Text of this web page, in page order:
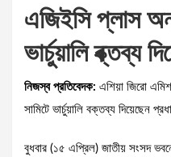
এজিইসি প্লাস
ভার্চুয়ালি ব্ক্তব্য
নিজস্ব প্রতিবেদক: এশিয়া জিরো
সামিটে ভার্চুয়ালি বক্তব্য দিয়েছেন
বুধবার (১৫ এপ্রিল) জাতীয় সংসদ